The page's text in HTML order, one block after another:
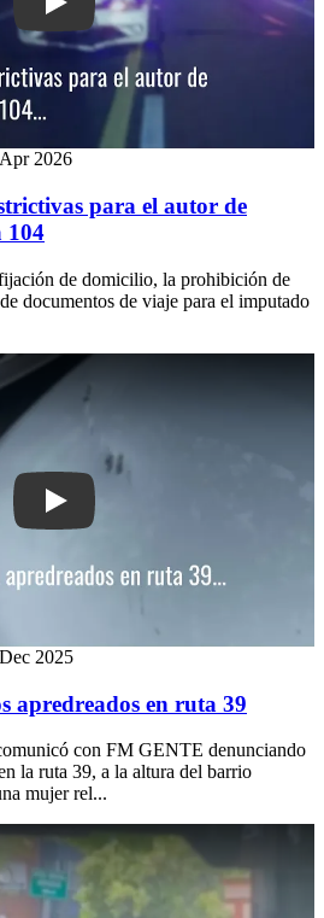
Play: Imponen medidas restrictivas
2026
para el autor de
104
de domicilio, la prohibición de
documentos de viaje para el imputado
Play: Nuevos casos de autos
2025
apredreados en ruta 39
con FM GENTE denunciando
la ruta 39, a la altura del barrio
mujer rel...